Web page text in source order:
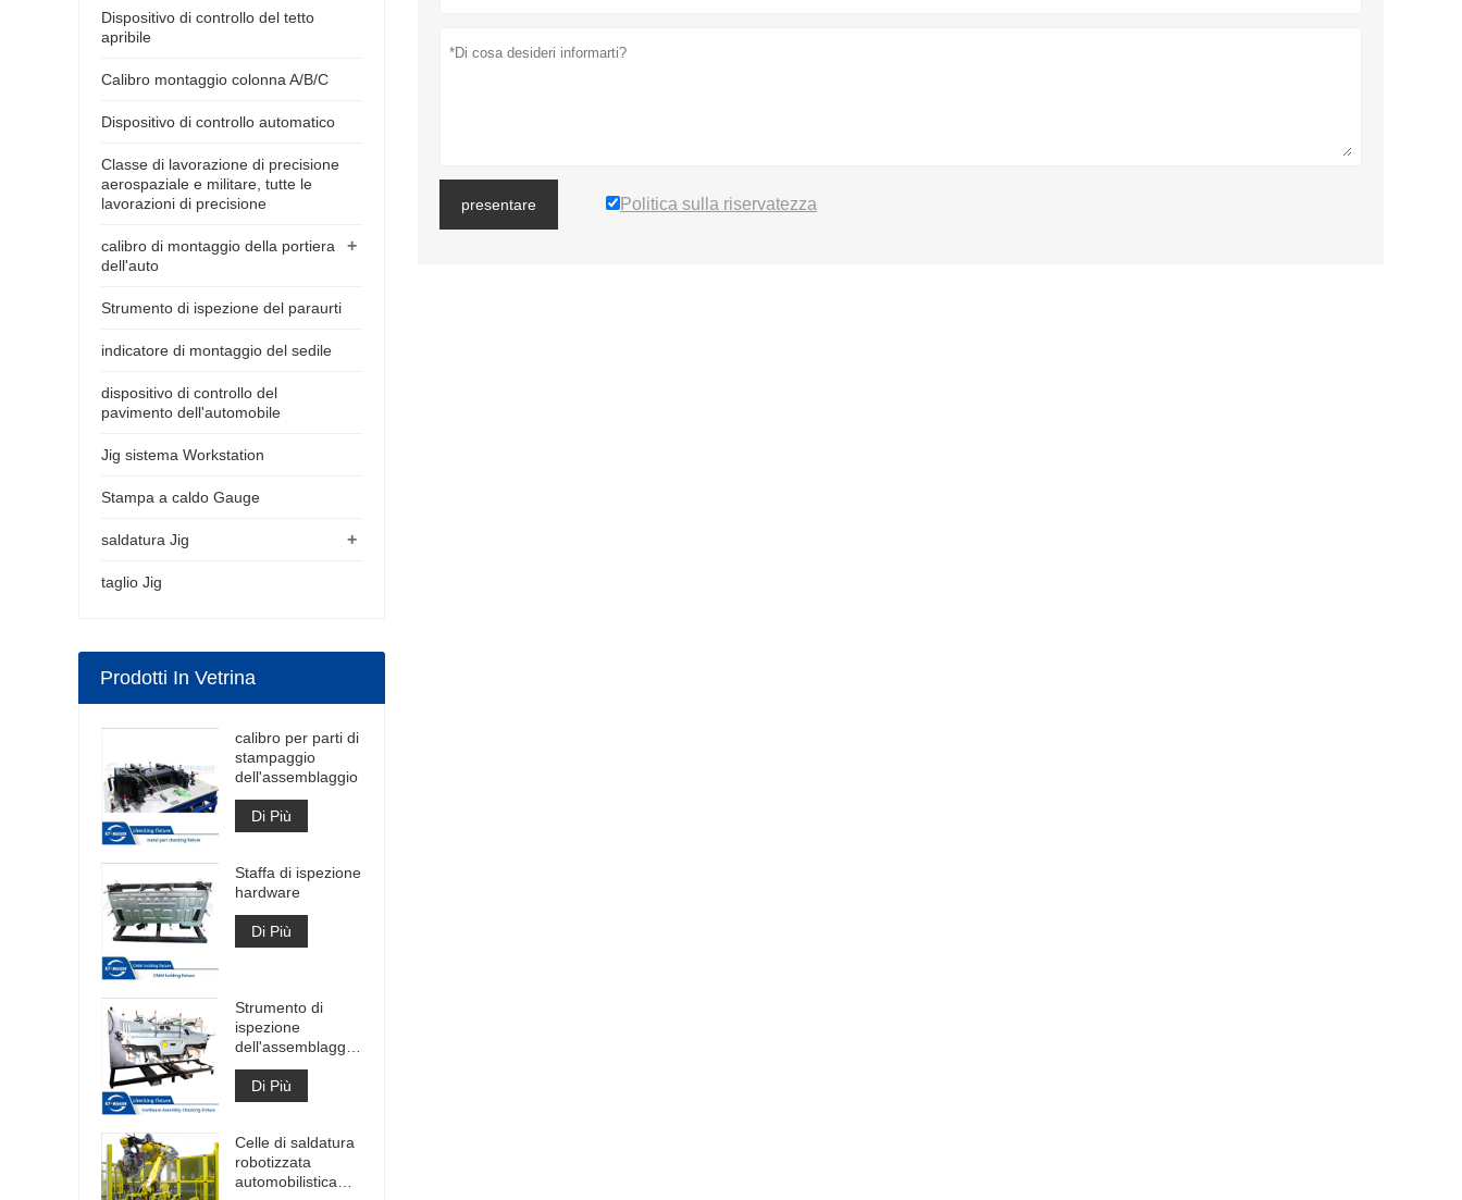
presentare Politica sulla riservatezza
Dispositivo di controllo del tetto
apribile
Calibro montaggio colonna A/B/C
Dispositivo di controllo automatico
Classe di lavorazione di precisione
aerospaziale e militare, tutte le
lavorazioni di precisione
+
calibro di montaggio della portiera
dell'auto
Strumento di ispezione del paraurti
indicatore di montaggio del sedile
dispositivo di controllo del
pavimento dell'automobile
Jig sistema Workstation
Stampa a caldo Gauge
+
saldatura Jig
taglio Jig
Prodotti In Vetrina
calibro per parti di
stampaggio
dell'assemblaggio
Di Più
Staffa di ispezione
hardware
Di Più
Strumento di
ispezione
dell'assemblaggio
hardware di
grandi dimensioni
Di Più
Celle di saldatura
robotizzata
automobilistica